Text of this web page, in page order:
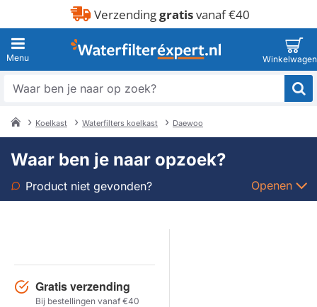
Verzendinggratisvanaf €40
Waar
zoek?
Koelkast Waterfilters koelkast Daewoo
Waar ben je naar opzoek?
Product niet gevonden? Openen
Model
Gratis verzending
Bij bestellingen vanaf €40